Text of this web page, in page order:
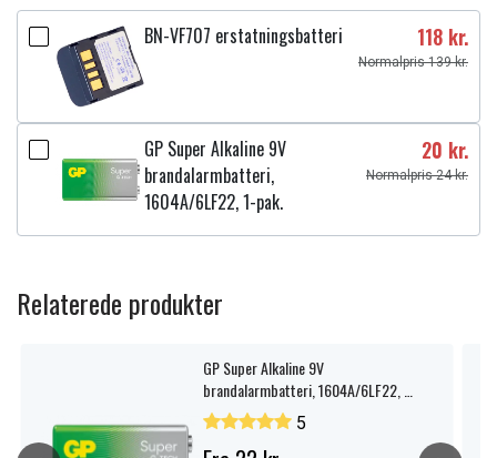
BN-VF707 erstatningsbatteri 118 kr.
Normalpris 139 kr.
GP Super Alkaline 9V
brandalarmbatteri,
1604A/6LF22, 1-pak.
20 kr.
Normalpris 24 kr.
Relaterede produkter
GP Super Alkaline 9V
brandalarmbatteri, 1604A/6LF22, 1-
pak.
5